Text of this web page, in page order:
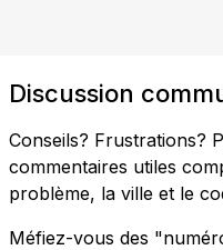
Discussion
Conseils? Frustrations?
commentaires utiles
problème, la ville et le
Méfiez-vous des